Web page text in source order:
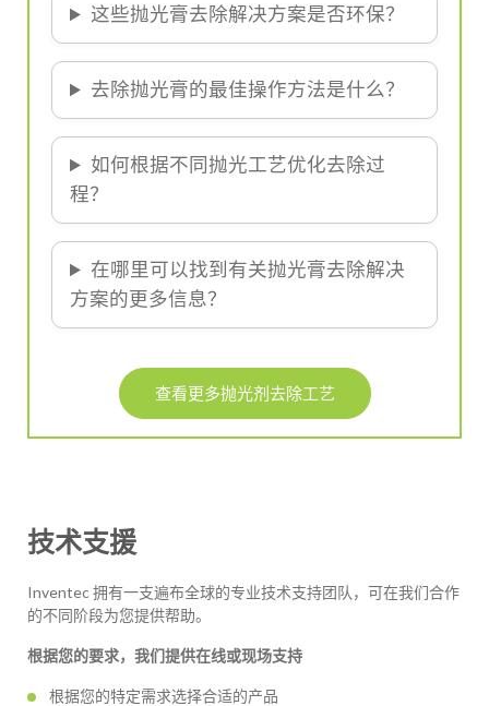
这些抛光膏去除解决方案是否环保？
去除抛光膏的最佳操作方法是什么？
如何根据不同抛光工艺优化去除过
程？
在哪里可以找到有关抛光膏去除解决
方案的更多信息？
查看更多抛光剂去除工艺
技术支援
Inventec 拥有一支遍布全球的专业技术支持团队，可在我们合作
的不同阶段为您提供帮助。
根据您的要求，我们提供在线或现场支持
根据您的特定需求选择合适的产品